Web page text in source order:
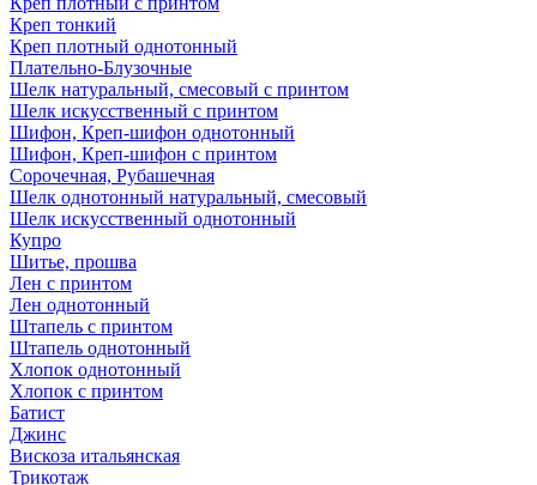
Креп тонкий
Креп плотный однотонный
Плательно-Блузочные
Шелк натуральный, смесовый с принтом
Шелк искусственный с принтом
Шифон, Креп-шифон однотонный
Шифон, Креп-шифон с принтом
Сорочечная, Рубашечная
Шелк однотонный натуральный, смесовый
Шелк искусственный однотонный
Купро
Шитье, прошва
Лен с принтом
Лен однотонный
Штапель с принтом
Штапель однотонный
Хлопок однотонный
Хлопок с принтом
Батист
Джинс
Вискоза итальянская
Трикотаж